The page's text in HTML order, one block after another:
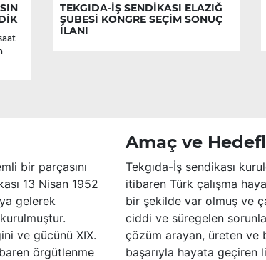
TEKGIDA-İŞ SENDİKASI ELAZIĞ
ŞUBESİ KONGRE SEÇİM SONUÇ
İLANI
bir parçasını
13 Nisan 1952
gelerek
ve gücünü XIX.
örgütlenme
Amaç ve
Tekgıda-İş sendikası
itibaren Türk çalışma
bir şekilde var olmuş ve
ciddi ve süregelen
çözüm arayan, üreten ve
başarıyla hayata geçiren